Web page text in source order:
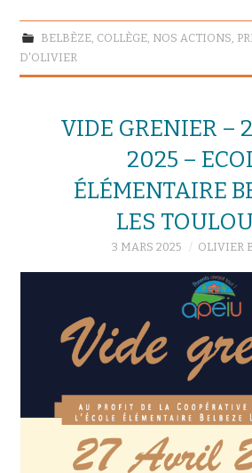
BELBÈZE, COLLÈGE, NOS ACTIONS
D'OLIVIER
VIDE GRENIER –
2025 –
ÉLÉMENTAIRE
LES
3 MARS 2025 OLIVIER